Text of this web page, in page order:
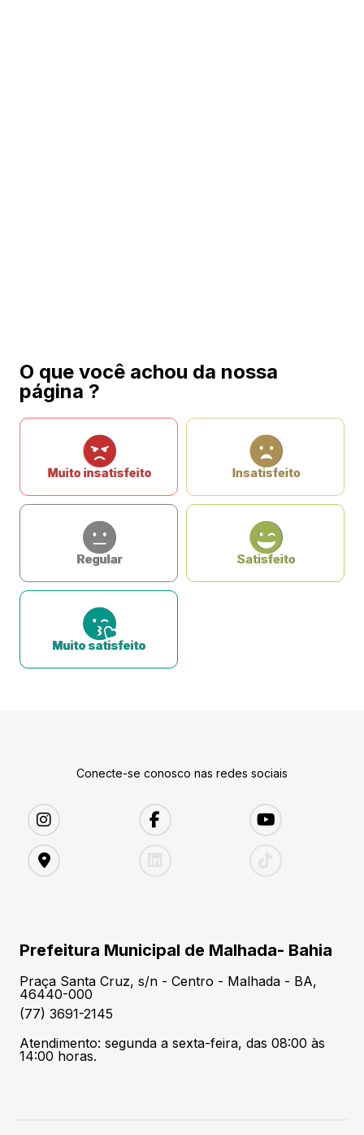
O que você achou da nossa
página ?
Muito insatisfeito Insatisfeito
Regular Satisfeito
Muito satisfeito
Conecte-se conosco nas redes sociais
Prefeitura Municipal de Malhada- Bahia
Praça Santa Cruz, s/n - Centro - Malhada - BA,
46440-000
(77) 3691-2145
Atendimento: segunda a sexta-feira, das 08:00 às
14:00 horas.